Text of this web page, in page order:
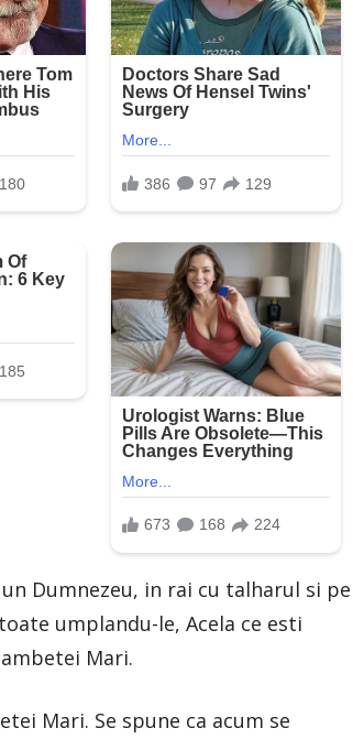
Dumnezeu, in rai cu talharul si pe
umplandu-le, Acela ce esti
Mari.
Mari. Se spune ca acum se